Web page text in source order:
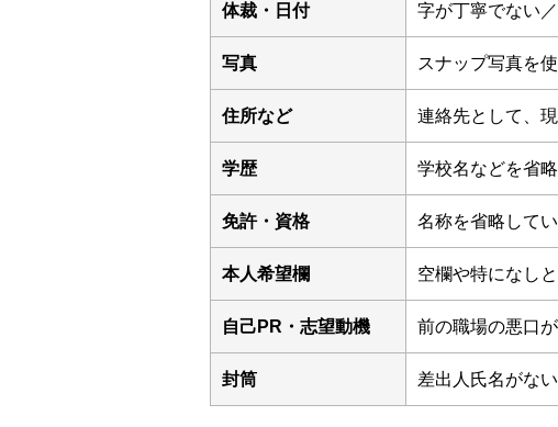
体裁・日付 字が丁寧でない
写真 スナップ写真を
住所など 連絡先として、
学歴 学校名などを省
免許・資格 名称を省略して
本人希望欄 空欄や特になし
自己PR・志望動機 前の職場の悪口
封筒 差出人氏名がない